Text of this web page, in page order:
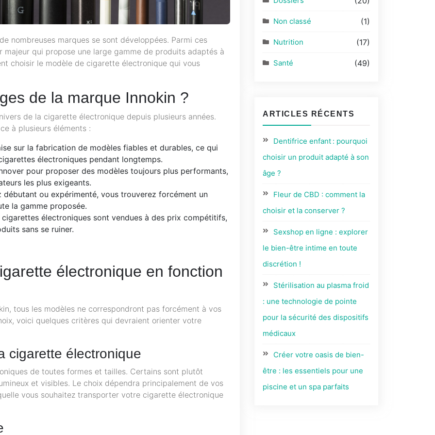
nombreuses marques se sont développées. Parmi ces
majeur qui propose une large gamme de produits adaptés à
choisir le modèle de cigarette électronique qui vous
de la marque Innokin ?
de la cigarette électronique depuis plusieurs années.
à plusieurs éléments :
sur la fabrication de modèles fiables et durables, ce qui
électroniques pendant longtemps.
pour proposer des modèles toujours plus performants,
les plus exigeants.
ou expérimenté, vous trouverez forcément un
la gamme proposée.
électroniques sont vendues à des prix compétitifs,
sans se ruiner.
électronique en fonction
tous les modèles ne correspondront pas forcément à vos
voici quelques critères qui devraient orienter votre
cigarette électronique
de toutes formes et tailles. Certains sont plutôt
et visibles. Le choix dépendra principalement de vos
vous souhaitez transporter votre cigarette électronique
Non classé (1)
Nutrition (17)
Santé (49)
ARTICLES RÉCENTS
Dentifrice enfant : pourquoi
choisir un produit adapté à son
âge ?
Fleur de CBD : comment la
choisir et la conserver ?
Sexshop en ligne : explorer
le bien-être intime en toute
discrétion !
Stérilisation au plasma froid
: une technologie de pointe
pour la sécurité des dispositifs
médicaux
Créer votre oasis de bien-
être : les essentiels pour une
piscine et un spa parfaits